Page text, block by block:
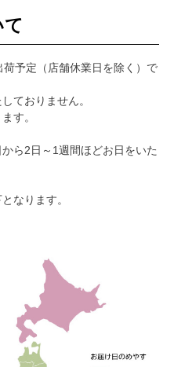
予定（店舗休業日を除く）で
ておりません。
す。
ら2日～1週間ほどお日をいた
なります。